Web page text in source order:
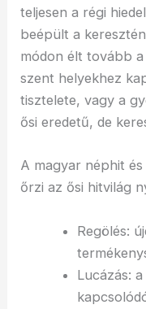
teljesen a régi
beépült a
módon élt tovább a
szent helyekhez
tisztelete, vagy a
ősi eredetű, de
A magyar néphit
őrzi az ősi hitvilág
Regölés:
Lucázás: